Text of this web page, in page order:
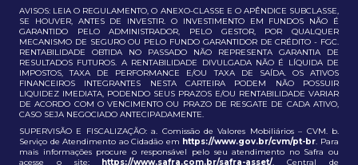
AVISOS: LEIA O REGULAMENTO, O ANEXO-CLASSE E O APÊNDICE SUBCLASSE,
SE HOUVER, ANTES DE INVESTIR. O INVESTIMENTO EM FUNDOS NÃO É
GARANTIDO PELO ADMINISTRADOR, PELO GESTOR, POR QUALQUER
MECANISMO DE SEGURO OU PELO FUNDO GARANTIDOR DE CRÉDITO - FGC.
RENTABILIDADE OBTIDA NO PASSADO NÃO REPRESENTA GARANTIA DE
RESULTADOS FUTUROS. A RENTABILIDADE DIVULGADA NÃO É LÍQUIDA DE
IMPOSTOS, TAXA DE PERFORMANCE E/OU TAXA DE SAÍDA. OS ATIVOS
FINANCEIROS INTEGRANTES NESTA CARTEIRA PODEM NÃO POSSUIR
LIQUIDEZ IMEDIATA, PODENDO SEUS PRAZOS E/OU RENTABILIDADE VARIAR
DE ACORDO COM O VENCIMENTO OU PRAZO DE RESGATE DE CADA ATIVO,
CASO SEJA NEGOCIADO ANTECIPADAMENTE.
SUPERVISÃO E FISCALIZAÇÃO: a. Comissão de Valores Mobiliários – CVM. b.
Serviço de Atendimento ao Cidadão em https://www.gov.br/cvm/pt-br. Para
mais informações procure o responsável pelo seu atendimento no Safra ou
acesse o site: https://www.safra.com.br/safra-asset/. Central de